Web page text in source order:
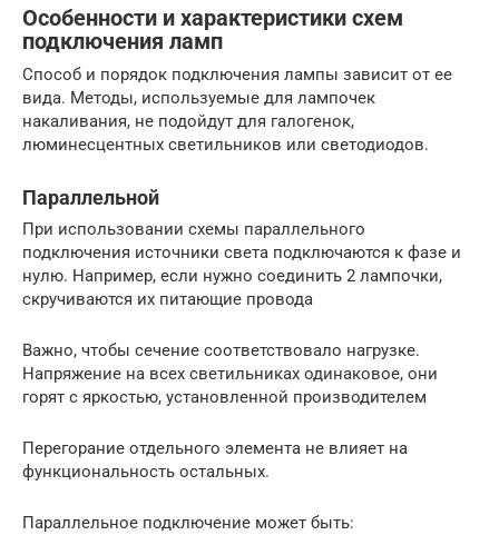
Особенности и характеристики схем
подключения ламп
Способ и порядок подключения лампы зависит от ее
вида. Методы, используемые для лампочек
накаливания, не подойдут для галогенок,
люминесцентных светильников или светодиодов.
Параллельной
При использовании схемы параллельного
подключения источники света подключаются к фазе и
нулю. Например, если нужно соединить 2 лампочки,
скручиваются их питающие провода
Важно, чтобы сечение соответствовало нагрузке.
Напряжение на всех светильниках одинаковое, они
горят с яркостью, установленной производителем
Перегорание отдельного элемента не влияет на
функциональность остальных.
Параллельное подключение может быть: